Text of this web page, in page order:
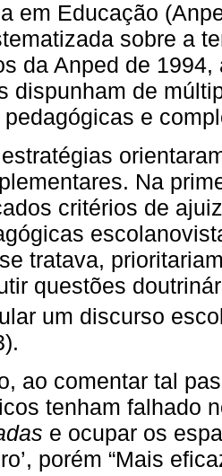
em Educação
sobre a
da Anped de
dispunham de
e
Na
critérios de
tratava,
questões
um discurso
ao comentar tal
tenham falhado
e ocupar os
porém “Mais